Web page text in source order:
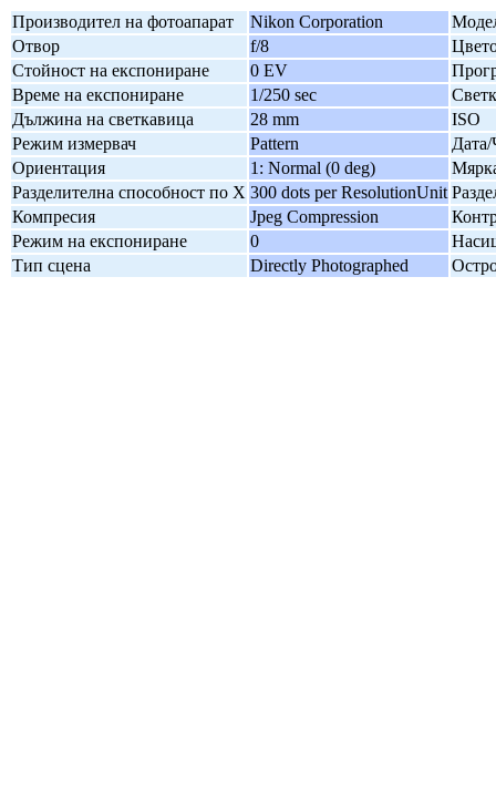
Производител на фотоапарат Nikon Corporation
Отвор
f/8
Стойност на експониране
0 EV
Време на експониране
1/250 sec
Дължина на светкавица
28 mm
ISO
Режим измервач
Pattern
Дата/
Ориентация
1: Normal (0 deg)
Разделителна способност по X 300 dots per ResolutionUnit
Компресия
Jpeg Compression
Режим на експониране
0
Тип сцена
Directly Photographed